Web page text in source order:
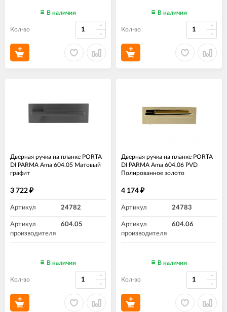
В наличии
Кол-во
В наличии
Кол-во
Дверная ручка на планке PORTA
DI PARMA Ama 604.05 Матовый
графит
3 722 ₽
Артикул 24782
Артикул
производителя
604.05
В наличии
Кол-во
Дверная ручка на планке PORTA
DI PARMA Ama 604.06 PVD
Полированное золото
4 174 ₽
Артикул 24783
Артикул
производителя
604.06
В наличии
Кол-во